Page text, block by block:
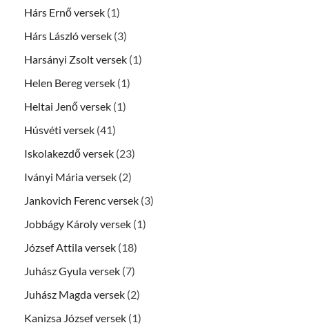
Hárs Ernő versek (1)
Hárs László versek (3)
Harsányi Zsolt versek (1)
Helen Bereg versek (1)
Heltai Jenő versek (1)
Húsvéti versek (41)
Iskolakezdő versek (23)
Iványi Mária versek (2)
Jankovich Ferenc versek (3)
Jobbágy Károly versek (1)
József Attila versek (18)
Juhász Gyula versek (7)
Juhász Magda versek (2)
Kanizsa József versek (1)